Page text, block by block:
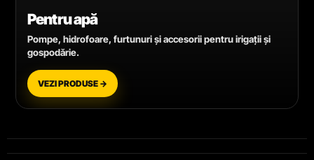
Pentru apă
Pompe, hidrofoare, furtunuri și accesorii pentru irigații și
gospodărie.
VEZI PRODUSE →